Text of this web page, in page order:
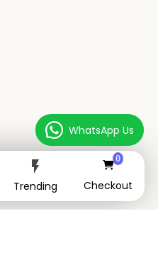
flash_on
Trending
0
Checkout
WhatsApp Us